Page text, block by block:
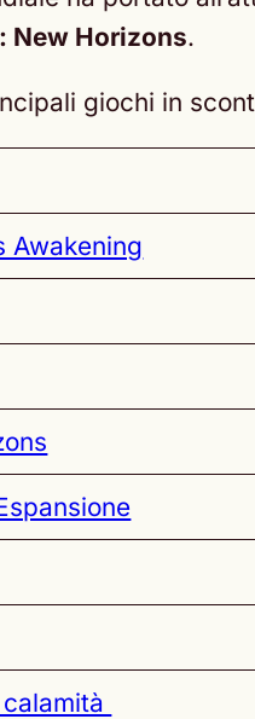
New Horizons.
giochi in
Awakening